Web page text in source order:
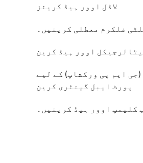
لاڈل اوور ہیڈ کرینز
فلکرم معطلی کرینیں۔
اوور ہیڈ کرین
رومز (جی ایم پی ورکشاپ) کے لیے
پورٹ ایبل گینٹری کرین
کلیمپ اوور ہیڈ کرینیں۔